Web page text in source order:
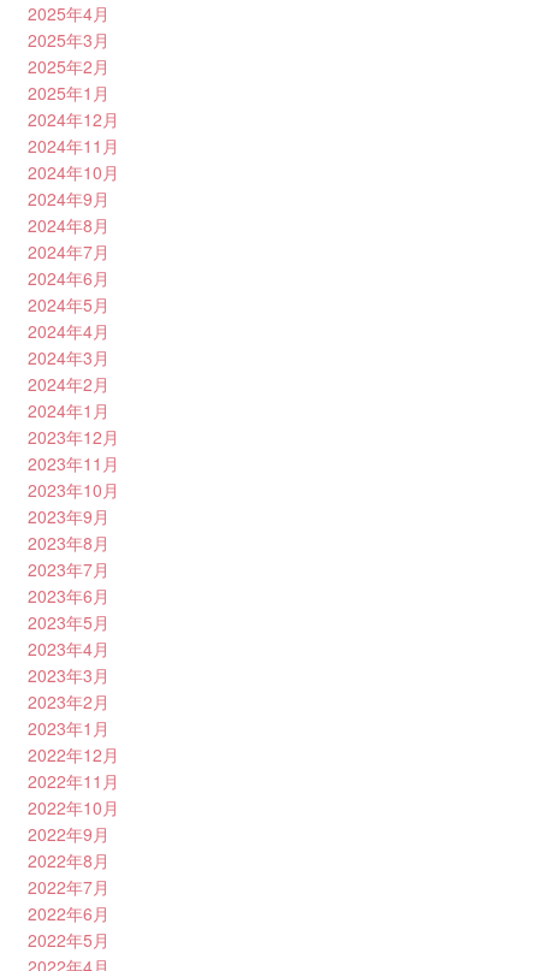
2025年4月
2025年3月
2025年2月
2025年1月
2024年12月
2024年11月
2024年10月
2024年9月
2024年8月
2024年7月
2024年6月
2024年5月
2024年4月
2024年3月
2024年2月
2024年1月
2023年12月
2023年11月
2023年10月
2023年9月
2023年8月
2023年7月
2023年6月
2023年5月
2023年4月
2023年3月
2023年2月
2023年1月
2022年12月
2022年11月
2022年10月
2022年9月
2022年8月
2022年7月
2022年6月
2022年5月
2022年4月